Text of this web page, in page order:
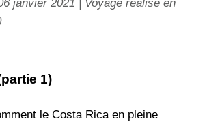
janvier 2021 | Voyage réalisé en
1)
le Costa Rica en pleine